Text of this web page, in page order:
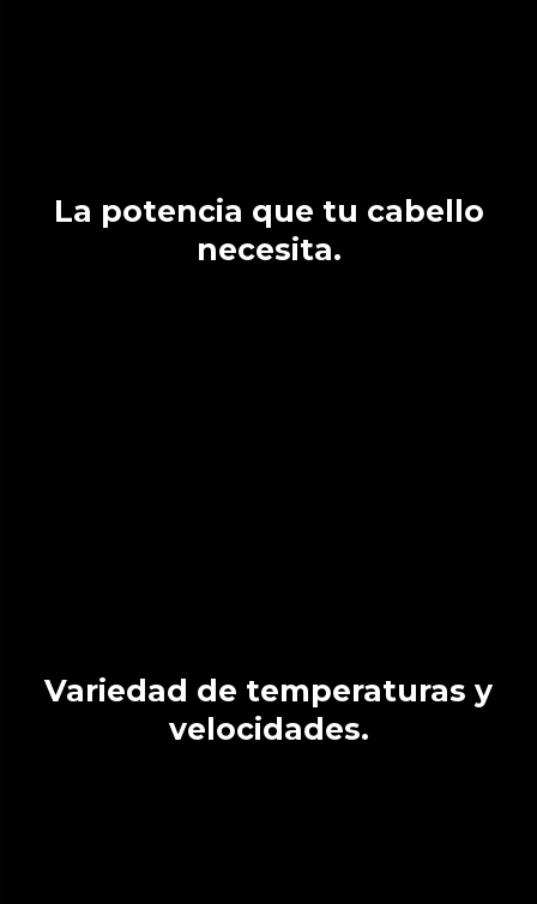
La potencia que tu cabello
necesita.
Variedad de temperaturas y
velocidades.